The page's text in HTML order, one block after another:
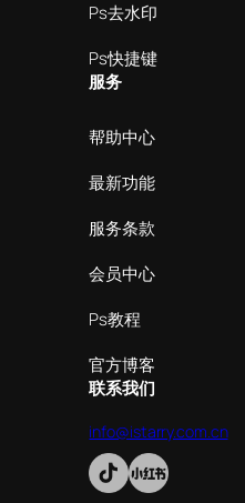
Ps去水印
Ps快捷键
服务
帮助中心
最新功能
服务条款
会员中心
Ps教程
官方博客
联系我们
info@istarry.com.cn